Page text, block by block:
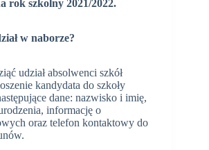
rok szkolny 2021/2022.
w naborze?
udział absolwenci szkół
kandydata do szkoły
dane: nazwisko i imię,
informację o
oraz telefon kontaktowy do